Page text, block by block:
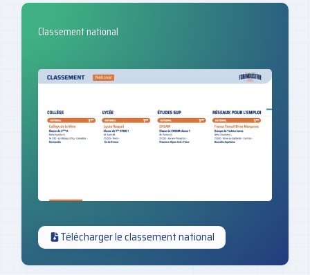
Classement national
Télécharger le classement national